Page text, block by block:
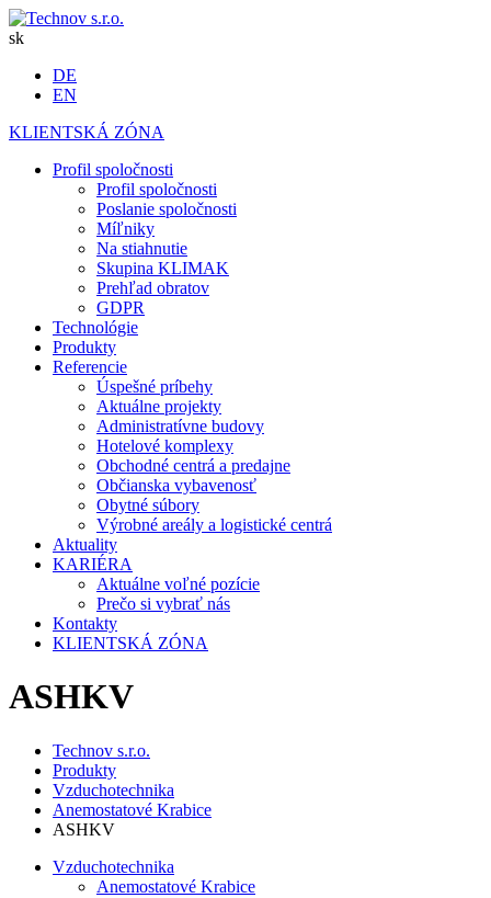
sk
DE
EN
KLIENTSKÁ ZÓNA
Profil spoločnosti
Profil spoločnosti
Poslanie spoločnosti
Míľniky
Na stiahnutie
Skupina KLIMAK
Prehľad obratov
GDPR
Technológie
Produkty
Referencie
Úspešné príbehy
Aktuálne projekty
Administratívne budovy
Hotelové komplexy
Obchodné centrá a predajne
Občianska vybavenosť
Obytné súbory
Výrobné areály a logistické centrá
Aktuality
KARIÉRA
Aktuálne voľné pozície
Prečo si vybrať nás
Kontakty
KLIENTSKÁ ZÓNA
ASHKV
Technov s.r.o.
Produkty
Vzduchotechnika
Anemostatové Krabice
ASHKV
Vzduchotechnika
Anemostatové Krabice